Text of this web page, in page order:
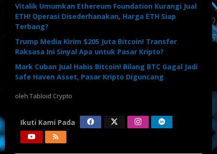
Vitalik Umumkan Ethereum Foundation Kurangi Jual
ETH! Operasi Disederhanakan, Harga ETH Siap
Terbang?
Trump Media Kirim $205 Juta Bitcoin! Transfer
Raksasa Ini Sinyal Apa untuk Pasar Kripto?
Mark Cuban Jual Habis Bitcoin! Bilang BTC Gagal Jadi
Safe Haven Asset, Pasar Kripto Diguncang
oleh Tabloid Crypto
Ikuti Kami Pada